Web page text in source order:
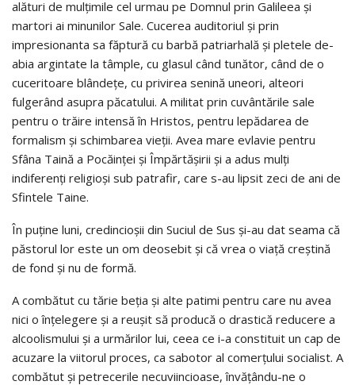
alături de mulţimile cel urmau pe Domnul prin Galileea şi
martori ai minunilor Sale. Cucerea auditoriul şi prin
impresionanta sa făptură cu barbă patriarhală şi pletele de-
abia argintate la tâmple, cu glasul când tunător, când de o
cuceritoare blândeţe, cu privirea senină uneori, alteori
fulgerând asupra păcatului. A militat prin cuvântările sale
pentru o trăire intensă în Hristos, pentru lepădarea de
formalism şi schimbarea vieţii. Avea mare evlavie pentru
Sfâna Taină a Pocăinţei şi Împărtăşirii şi a adus mulţi
indiferenţi religioşi sub patrafir, care s-au lipsit zeci de ani de
Sfintele Taine.
În puţine luni, credincioşii din Suciul de Sus şi-au dat seama că
păstorul lor este un om deosebit şi că vrea o viaţă creştină
de fond şi nu de formă.
A combătut cu tărie beţia şi alte patimi pentru care nu avea
nici o înţelegere şi a reuşit să producă o drastică reducere a
alcoolismului şi a urmărilor lui, ceea ce i-a constituit un cap de
acuzare la viitorul proces, ca sabotor al comerţului socialist. A
combătut şi petrecerile necuviincioase, învăţându-ne o